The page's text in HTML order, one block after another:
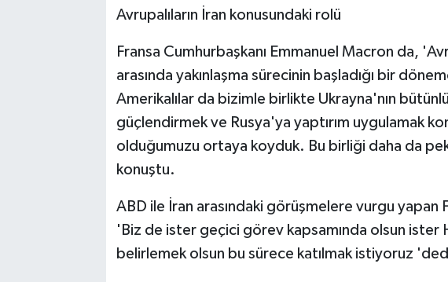
Avrupalıların İran konusundaki rolü
Fransa Cumhurbaşkanı Emmanuel Macron da,
arasında yakınlaşma sürecinin başladığı bir
Amerikalılar da bizimle birlikte Ukrayna'nın
güçlendirmek ve Rusya'ya yaptırım uygulamak
olduğumuzu ortaya koyduk. Bu birliği daha da
konuştu.
ABD ile İran arasındaki görüşmelere vurgu yapan
'Biz de ister geçici görev kapsamında olsun ister
belirlemek olsun bu sürece katılmak istiyoruz